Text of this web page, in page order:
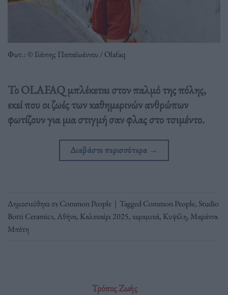
Φωτ.: © Γιάννης Παπαϊωάννου / Olafaq
Το OLAFAQ μπλέκεται στον παλμό της πόλης,
εκεί που οι ζωές των καθημερινών ανθρώπων
φωτίζουν για μια στιγμή σαν φλας στο τσιμέντο.
Διαβάστε περισσότερα →
Δημοσιεύθηκε σεCommon People | TaggedCommon People, Studio
Botti Ceramics,Αθήνα, Καλοκαίρι 2025,κεραμικά, Κυψέλη, Μαράννα
Μπότη
Τρόπος Ζωής